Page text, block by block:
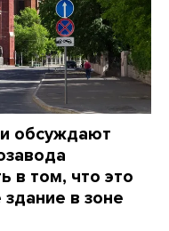
обсуждают
в том, что это
в зоне